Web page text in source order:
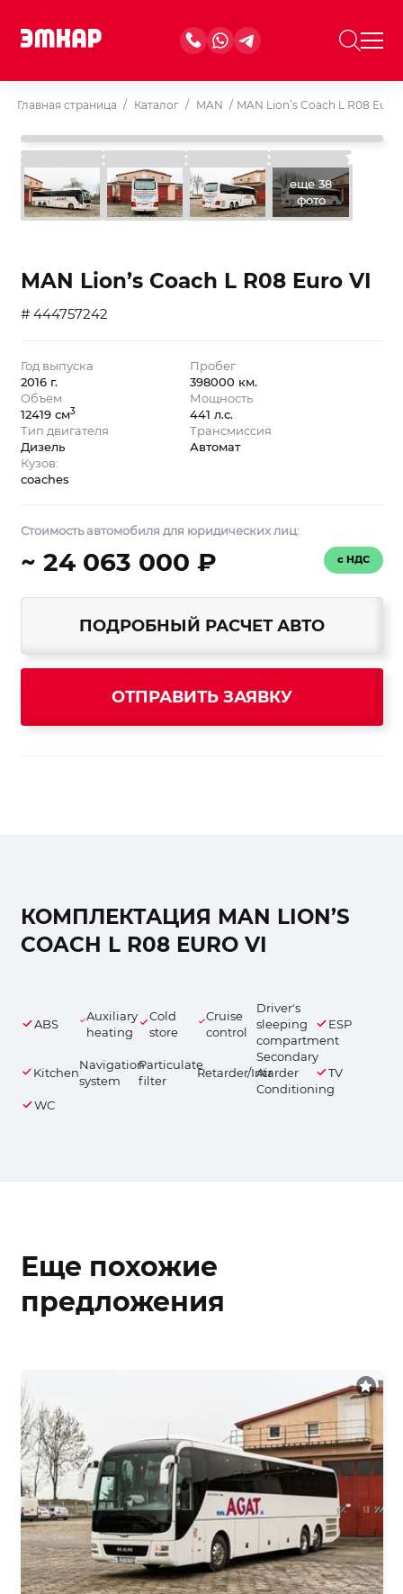
Главная страница / Каталог / MAN / MAN Lion’s Coach L R08 Euro
еще 38
фото
MAN Lion’s Coach L R08 Euro VI
# 444757242
Год выпуска
2016 г.
Пробег
398000 км.
Объём
12419 см3
Мощность
441 л.с.
Тип двигателя
Дизель
Трансмиссия
Автомат
Кузов:
coaches
Стоимость автомобиля для юридических лиц:
~ 24 063 000 ₽ с НДС
ПОДРОБНЫЙ РАСЧЕТ АВТО
ОТПРАВИТЬ ЗАЯВКУ
КОМПЛЕКТАЦИЯ MAN LION’S
COACH L R08 EURO VI
ABS
Auxiliary
heating
Cold
store
Cruise
control
Driver's
sleeping
compartment
ESP
Kitchen
Navigation
system
Particulate
filter
Retarder/Intarder
Secondary
Air
Conditioning
TV
WC
Еще похожие
предложения